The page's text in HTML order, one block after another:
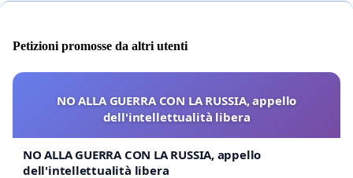
Petizioni promosse da altri utenti
NO ALLA GUERRA CON LA RUSSIA, appello
dell'intellettualità libera
NO ALLA GUERRA CON LA RUSSIA, appello
dell'intellettualità libera